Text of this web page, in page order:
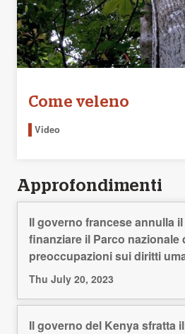
Come veleno
Video
Approfondimenti
Il governo francese annulla
finanziare il Parco nazionale
preoccupazioni sui diritti
Thu July 20, 2023
Il governo del Kenya sfratta